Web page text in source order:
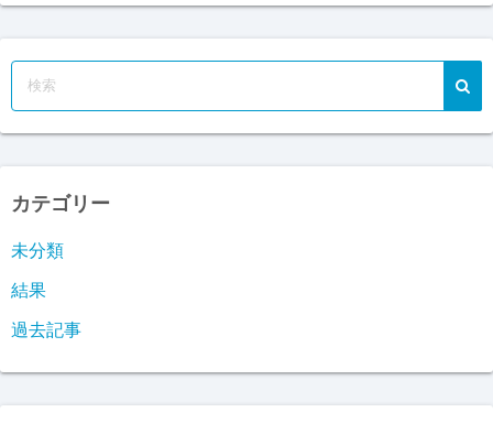
カテゴリー
未分類
結果
過去記事